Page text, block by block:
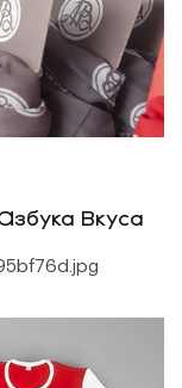
Вкуса